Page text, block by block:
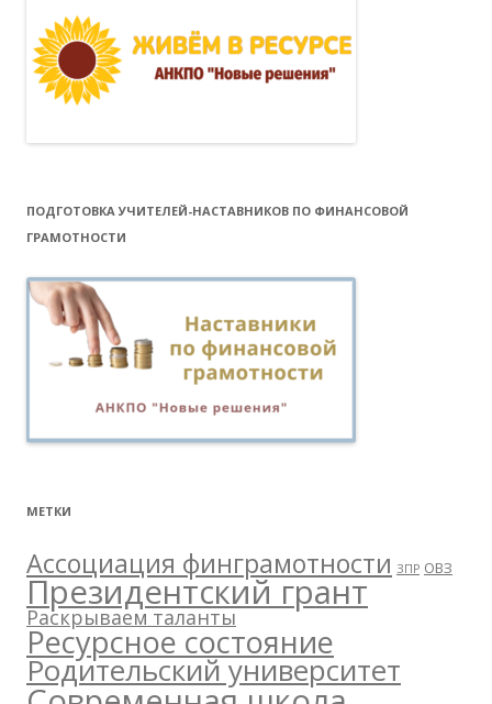
ПОДГОТОВКА УЧИТЕЛЕЙ-НАСТАВНИКОВ ПО ФИНАНСОВОЙ
ГРАМОТНОСТИ
МЕТКИ
Ассоциация финграмотности ЗПР ОВЗ
Президентский грант
Раскрываем таланты
Ресурсное состояние
Родительский университет